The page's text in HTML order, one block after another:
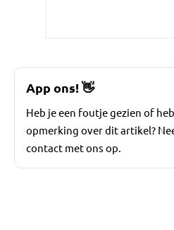
App ons!👋
Heb je een foutje gezien of
opmerking over dit artikel?
contact met ons op.